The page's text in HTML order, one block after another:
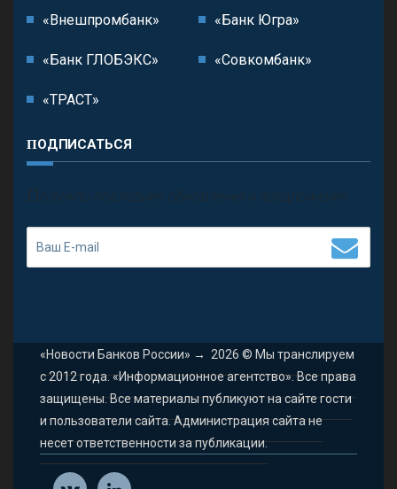
«Внешпромбанк» «Банк Югра»
«Банк ГЛОБЭКС» «Совкомбанк»
«ТРАСТ»
ПОДПИСАТЬСЯ
П олучить последние обновления и предложения.
«Новости Банков России» → 2026 © Мы транслируем
с 2012 года. «Информационное агентство». Все права
защищены. Все материалы публикуют на сайте гости
и пользователи сайта. Администрация сайта не
несет ответственности за публикации.